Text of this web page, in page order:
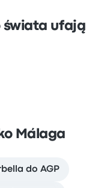
świata ufają
Málaga
do AGP